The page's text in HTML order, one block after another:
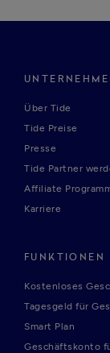
Über Tide
Tide Preise
Presse
Tide Partner
Affiliate
Karriere
FUNKTIONEN
Kostenloses
Tagesgeld für
Smart Plan
Geschäftskonto